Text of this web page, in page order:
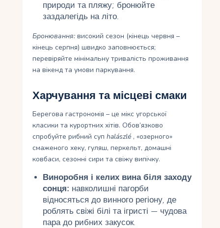
природи та пляжу; бронюйте
заздалегідь на літо.
Бронювання: високий сезон (кінець червня –
кінець серпня) швидко заповнюється;
перевіряйте мінімальну тривалість проживання
на вікенд та умови паркування.
Харчування та місцеві смаки
Берегова гастрономія – це мікс угорської
класики та курортних хітів. Обов’язково
спробуйте рибний супhalászlé , «озерного»
смаженого хеку, гуляш, перкельт, домашні
ковбаси, сезонні сири та свіжу випічку.
Виноробня і келих вина біля заходу
сонця: навколишні пагорби
відносяться до винного регіону, де
роблять свіжі білі та ігристі — чудова
пара до рибних закусок.